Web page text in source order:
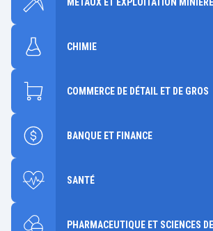
CHIMIE
COMMERCE DE DÉTAIL ET DE GROS
BANQUE ET FINANCE
SANTÉ
PHARMACEUTIQUE ET SCIENCES